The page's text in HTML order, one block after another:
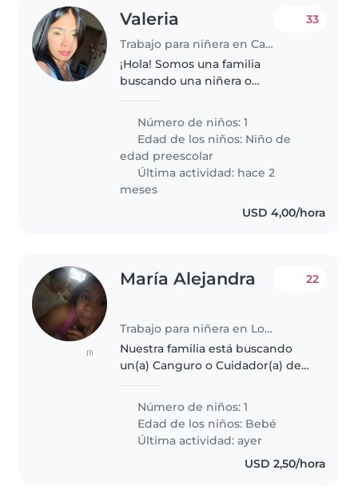
Valeria
Trabajo para niñera en Caracas
33
¡Hola! Somos una familia
buscando una niñera o
amigable, juguetón(a) y lleno(a)
de energía! Necesitamos a
alguien que pueda..
Número de niños: 1
Edad de los niños: Niño de
edad preescolar
Última actividad: hace 2
meses
USD 4,00/hora
(1)
María Alejandra
Trabajo para niñera en Los Guayos
22
Nuestra familia está buscando
un(a) Canguro o Cuidador(a) de
nuestro bebé. Nuestro pequeño
es muy cariñoso, inteligente y
lleno de energía. Necesitamos..
Número de niños: 1
Edad de los niños: Bebé
Última actividad: ayer
USD 2,50/hora